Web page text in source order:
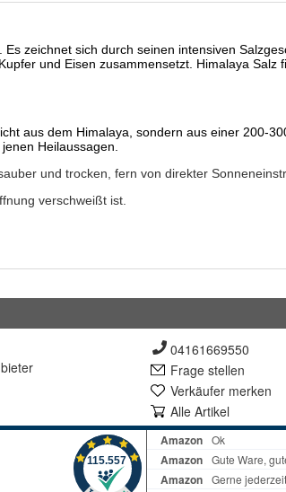
04161669550
Frage stellen
Verkäufer merken
Alle Artikel